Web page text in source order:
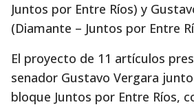
Juntos por Entre Ríos) y
(Diamante – Juntos por Entre
El proyecto de 11 artículos
senador Gustavo Vergara
bloque Juntos por Entre Ríos,